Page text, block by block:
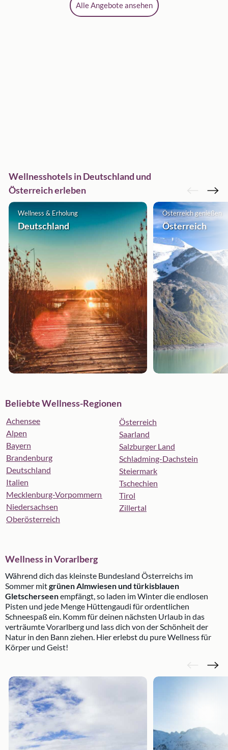
Alle Angebote ansehen
Wellnesshotels in Deutschland und
Österreich erleben
Wellness & Erholung
Deutschland
Österreich genießen
Österreich
Beliebte Wellness-Regionen
Achensee
Alpen
Bayern
Brandenburg
Deutschland
Italien
Mecklenburg-Vorpommern
Niedersachsen
Oberösterreich
Österreich
Saarland
Salzburger Land
Schladming-Dachstein
Steiermark
Tschechien
Tirol
Zillertal
Wellness in Vorarlberg
Während dich das kleinste Bundesland Österreichs im
Sommer mitgrünen Almwiesen und türkisblauen
Gletscherseenempfängt, so laden im Winter die endlosen
Pisten und jede Menge Hüttengaudi für ordentlichen
Schneespaß ein. Komm für deinen nächsten Urlaub in das
verträumte Vorarlberg und lass dich von der Schönheit der
Natur in den Bann ziehen. Hier erlebst du pure Wellness für
Körper und Geist!